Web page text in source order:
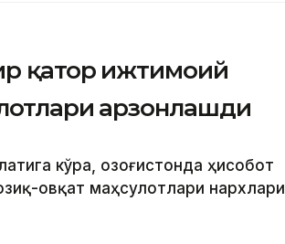
қатор ижтимоий
арзонлашди
кўра, Қозоғистонда ҳисобот
овқат маҳсулотлари нархлари